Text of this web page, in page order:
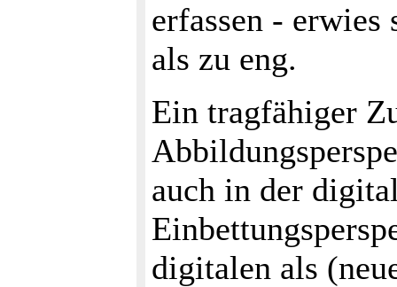
erfassen - erwies
als zu eng.
Ein tragfähiger
auch in der
digitalen als